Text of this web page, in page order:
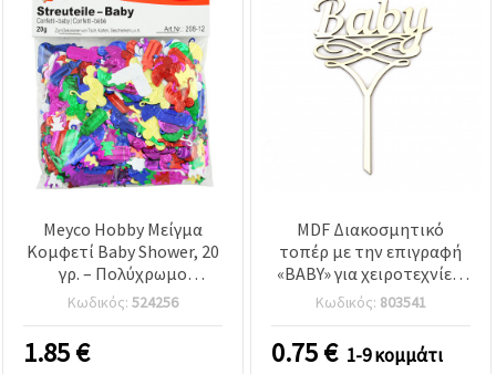
Meyco Hobby Μείγμα
Κομφετί Baby Shower, 20
γρ. – Πολύχρωμο
γυαλιστερό κομφετί
τραπεζιού σε σχήματα
μπιμπερό, καροτσάκια,
αρκουδάκια & παπάκια –
Κωδικός: 524256
1.85€
MDF Διακοσμητικό
τοπέρ με την επιγραφή
«BABY» για χειροτεχνίες,
150x100x3 mm
Κωδικός: 803541
0.75€ 1-9 κομμάτι